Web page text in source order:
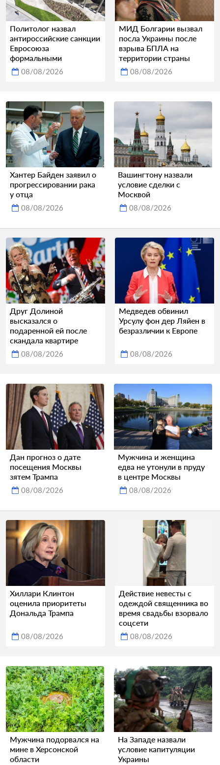
Политолог назвал
антироссийские санкции
Евросоюза
формальными
08/08/2026
МИД Болгарии вызвал
посла Украины после
взрыва БПЛА на
территории страны
08/08/2026
Хантер Байден заявил о
прогрессировании рака
у отца
08/08/2026
Вашингтону назвали
условие сделки с
Москвой
08/08/2026
Друг Долиной
высказался о
подаренной ей после
скандала квартире
08/08/2026
Медведев обвинил
Урсулу фон дер Ляйен в
безразличии к Европе
08/08/2026
Дан прогноз о дате
посещения Москвы
зятем Трампа
08/08/2026
Мужчина и женщина
едва не утонули в пруду
в центре Москвы
08/08/2026
Хиллари Клинтон
оценила приоритеты
Дональда Трампа
08/08/2026
Действие невесты с
одеждой священника во
время свадьбы взорвало
соцсети
08/08/2026
Мужчина подорвался на
мине в Херсонской
области
На Западе назвали
условие капитуляции
Украины